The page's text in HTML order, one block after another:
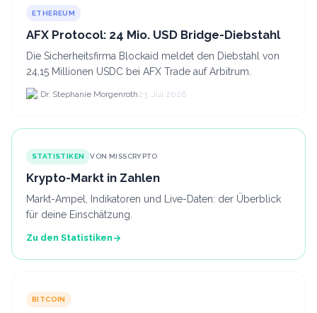
ETHEREUM
AFX Protocol: 24 Mio. USD Bridge-Diebstahl
Die Sicherheitsfirma Blockaid meldet den Diebstahl von
24,15 Millionen USDC bei AFX Trade auf Arbitrum.
Dr. Stephanie Morgenroth23. Jul 2026
STATISTIKEN VON MISSCRYPTO
Krypto-Markt in Zahlen
Markt-Ampel, Indikatoren und Live-Daten: der Überblick
für deine Einschätzung.
Zu den Statistiken
BITCOIN